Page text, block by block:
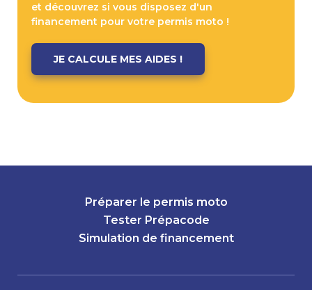
et découvrez si vous disposez d'un
financement pour votre permis moto !
JE CALCULE MES AIDES !
Préparer le permis moto
Tester Prépacode
Simulation de financement